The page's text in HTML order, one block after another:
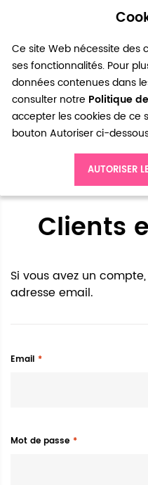
Ce site Web nécessite des
ses fonctionnalités. Pour
données contenues dans
consulter notre Politique
accepter les cookies de ce
bouton Autoriser ci-
AUTORISER
0
Clients
Si vous avez un
adresse email.
Email
Mot de passe